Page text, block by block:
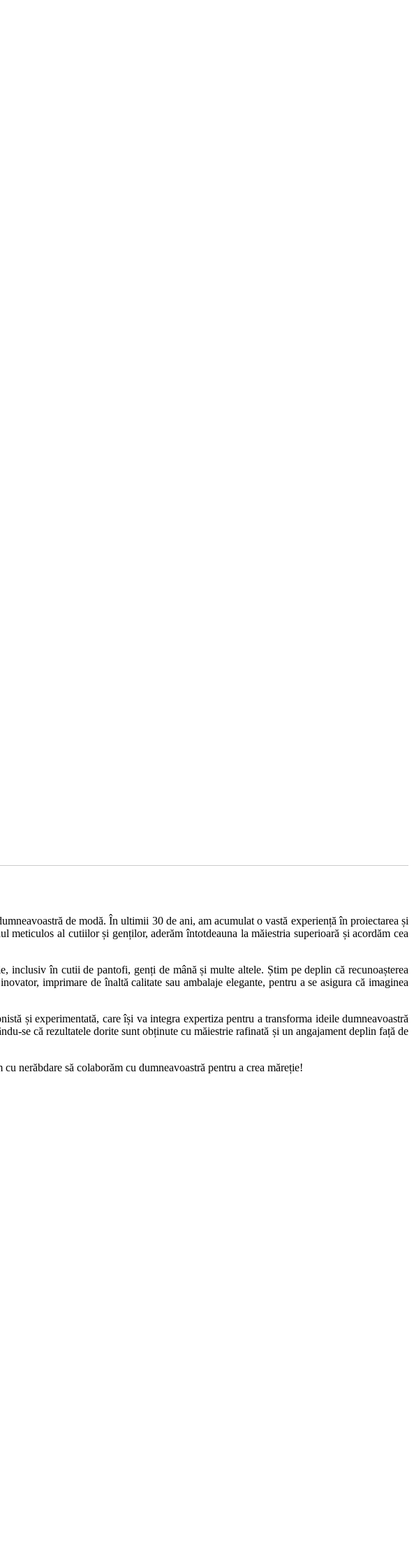
de modă. În ultimii 30 de ani, am acumulat o vastă experiență în proiectarea și
al cutiilor și genților, aderăm întotdeauna la măiestria superioară și acordăm cea
în cutii de pantofi, genți de mână și multe altele. Știm pe deplin că recunoașterea
imprimare de înaltă calitate sau ambalaje elegante, pentru a se asigura că imaginea
și experimentată, care își va integra expertiza pentru a transforma ideile dumneavoastră
se că rezultatele dorite sunt obținute cu măiestrie rafinată și un angajament deplin față de
nerăbdare să colaborăm cu dumneavoastră pentru a crea măreție!